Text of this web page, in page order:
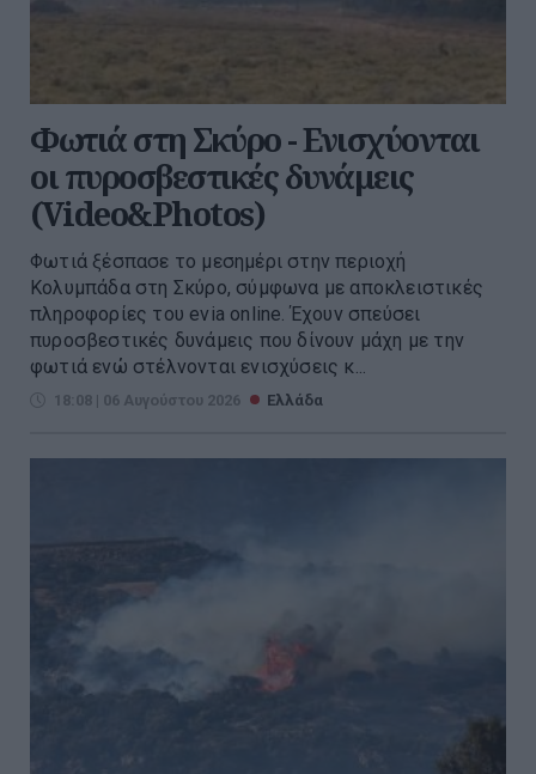
Φωτιά στη Σκύρο - Ενισχύονται
οι πυροσβεστικές δυνάμεις
(Video&Photos)
Φωτιά ξέσπασε το μεσημέρι στην περιοχή
Κολυμπάδα στη Σκύρο, σύμφωνα με αποκλειστικές
πληροφορίες του evia online. Έχουν σπεύσει
πυροσβεστικές δυνάμεις που δίνουν μάχη με την
φωτιά ενώ στέλνονται ενισχύσεις κ...
18:08 | 06 Αυγούστου 2026 Ελλάδα